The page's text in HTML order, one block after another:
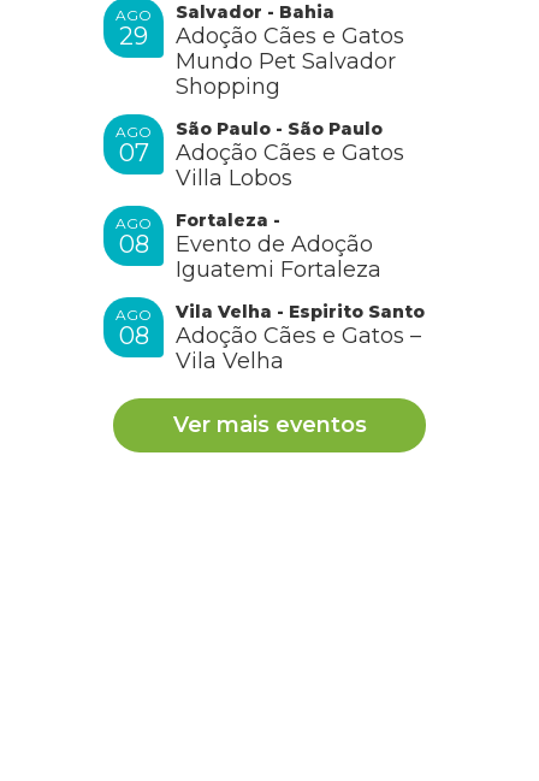
AGO
29
Salvador - Bahia
Adoção Cães e Gatos
Mundo Pet Salvador
Shopping
AGO
07
São Paulo - São Paulo
Adoção Cães e Gatos
Villa Lobos
AGO
08
Fortaleza -
Evento de Adoção
Iguatemi Fortaleza
AGO
08
Vila Velha - Espirito Santo
Adoção Cães e Gatos –
Vila Velha
Ver mais eventos